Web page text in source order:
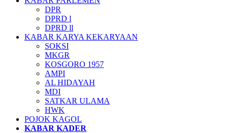
DPR
DPRD l
DPRD ll
KABAR KARYA KEKARYAAN
SOKSI
MKGR
KOSGORO 1957
AMPI
AL HIDAYAH
MDI
SATKAR ULAMA
HWK
POJOK KAGOL
KABAR KADER